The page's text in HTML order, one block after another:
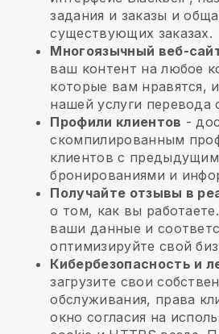
задания и заказы и
существующих заказах.
Многоязычный веб-
ваш контент на любое
которые вам нравятся,
нашей услуги
Профили клиентов -
скомпилированным
клиентов с
бронированиями и
Получайте отзывы в
о том, как вы
ваши данные и
оптимизируйте свой
Кибербезопасность и
загрузите свои
обслуживания, права
окно согласия на